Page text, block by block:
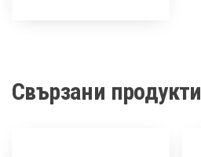
Свързани продукти